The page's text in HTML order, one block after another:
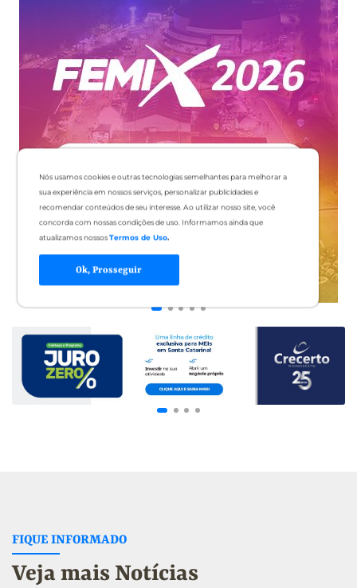
Nós usamos cookies e outras tecnologias semelhantes para melhorar a
sua experiência em nossos serviços, personalizar publicidades e
recomendar conteúdos de seu interesse. Ao utilizar nosso site, você
concorda com nossas condições de uso. Informamos ainda que
atualizamos nossosTermos de Uso.
Ok, Prosseguir
FIQUE INFORMADO
Veja mais Notícias